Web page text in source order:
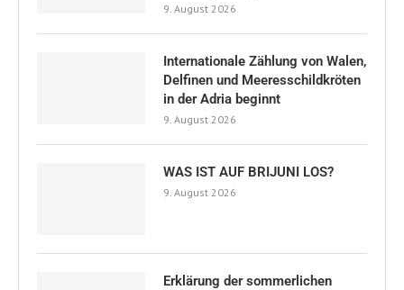
9. August 2026
Internationale Zählung von Walen,
Delfinen und Meeresschildkröten
in der Adria beginnt
9. August 2026
WAS IST AUF BRIJUNI LOS?
9. August 2026
Erklärung der sommerlichen